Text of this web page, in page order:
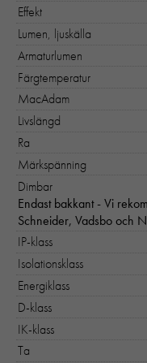
Effekt
Lumen, ljuskälla
Armaturlumen
Färgtemperatur
MacAdam
Livslängd
Ra
Märkspänning
Dimbar
Endast bakkant - Vi
Schneider, Vadsbo och
IP-klass
Isolationsklass
Energiklass
D-klass
IK-klass
Ta